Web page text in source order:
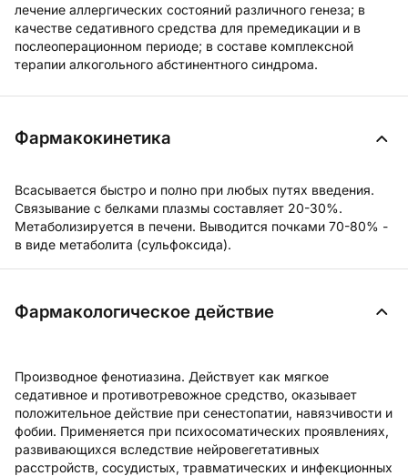
лечение аллергических состояний различного генеза; в
качестве седативного средства для премедикации и в
послеоперационном периоде; в составе комплексной
терапии алкогольного абстинентного синдрома.
Фармакокинетика
Всасывается быстро и полно при любых путях введения.
Связывание с белками плазмы составляет 20-30%.
Метаболизируется в печени. Выводится почками 70-80% -
в виде метаболита (сульфоксида).
Фармакологическое действие
Производное фенотиазина. Действует как мягкое
седативное и противотревожное средство, оказывает
положительное действие при сенестопатии, навязчивости и
фобии. Применяется при психосоматических проявлениях,
развивающихся вследствие нейровегетативных
расстройств, сосудистых, травматических и инфекционных